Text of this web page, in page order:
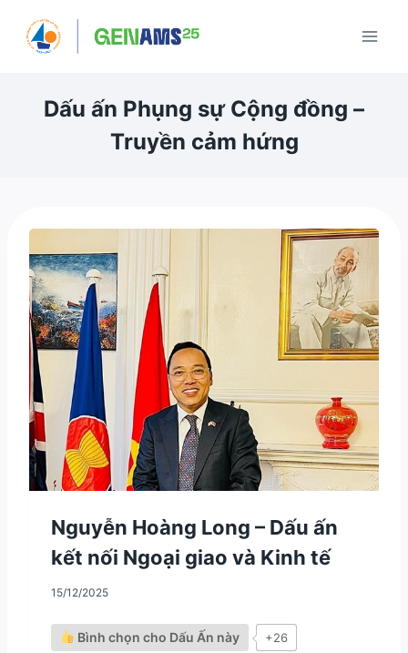
content
Dấu ấn Phụng sự Cộng đồng –
Truyền cảm hứng
Nguyễn Hoàng Long – Dấu ấn
kết nối Ngoại giao và Kinh tế
15/12/2025
Bình chọn cho Dấu Ấn này +26